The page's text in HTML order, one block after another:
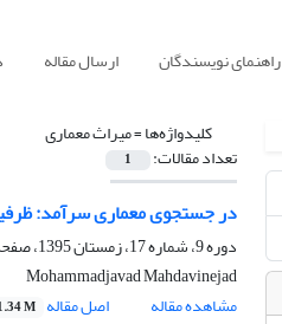
راهنمای نویسندگان ارسال مقاله
کلیدواژه‌ها =میراث معماری
تعداد مقالات: 1
در جستجوی معماری سرآمد:
دوره 9، شماره 17، زمستان 1395، صفحه
Mohammadjavad Mahdavinejad
مشاهده مقاله
اصل مقاله M